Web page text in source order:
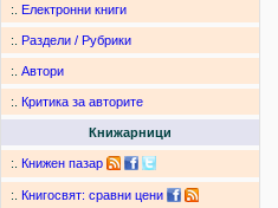
:. Електронни книги
:. Раздели / Рубрики
:. Автори
:. Критика за авторите
Книжарници
:. Книжен пазар
:. Книгосвят: сравни цени